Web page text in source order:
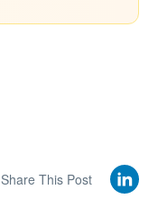
Share This Post